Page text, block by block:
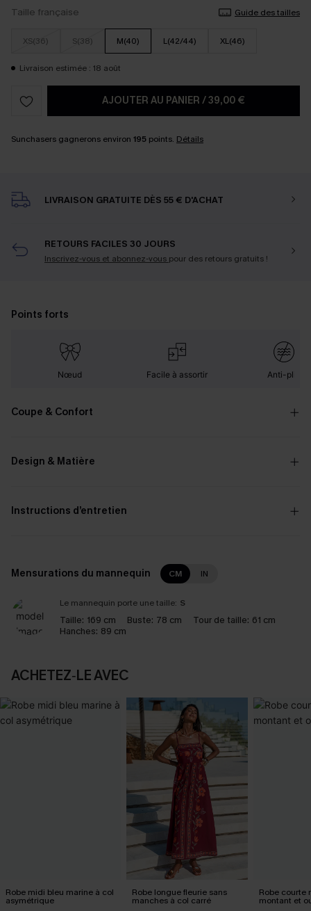
Taille française Guide des tailles
XS(36) S(38) M(40) L(42/44) XL(46)
Livraison estimée : 18 août
AJOUTER AU PANIER /39,00 €
Sunchasers gagnerons environ 195 points. Détails
LIVRAISON GRATUITE DÈS 55 € D'ACHAT
RETOURS FACILES 30 JOURS
Inscrivez-vous et abonnez-vous pour des retours gratuits !
Points forts
Nœud Facile à assortir Anti-plis
Coupe & Confort
Design & Matière
Instructions d’entretien
Mensurations du mannequin CM IN
Le mannequin porte une taille: S
Taille: 169 cm Buste: 78 cm Tour de taille: 61 cm
Hanches: 89 cm
ACHETEZ‑LE AVEC
Robe midi bleu marine à col
asymétrique
Robe longue fleurie sans
manches à col carré
Robe courte
montant et